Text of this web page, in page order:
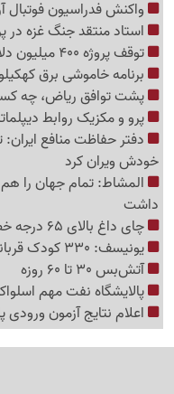
واکنش فدراسیون فوتبال
استاد منتقد جنگ غزه در
توقف پروژه 400 میلیون دلاری ترامپ در کاخ سفید با حکم دادگاه
برنامه خاموشی برق کهکیلویه و
پشت توافق ریاض، چه
پرو و مکزیک روابط
دفتر حفاظت منافع
خودش ویران کرد
المشاط: تمام جهان را
داشت
چای داغ بالای 65 درجه خطر سرطان مری را افزایش می‌دهد
یونیسف: 330 کودک قربانی شیوع ابولا در کنگو شدند
آتش‌بس 30 تا 60 روزه
پالایشگاه نفت مهم
اعلام نتایج آزمون